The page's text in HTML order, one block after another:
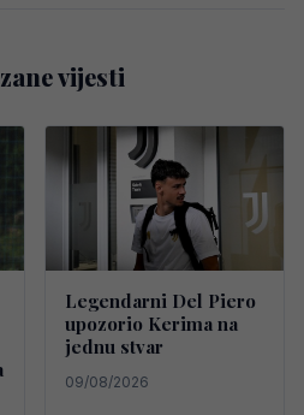
vijesti
Legendarni Del Piero
upozorio Kerima na
jednu stvar
09/08/2026